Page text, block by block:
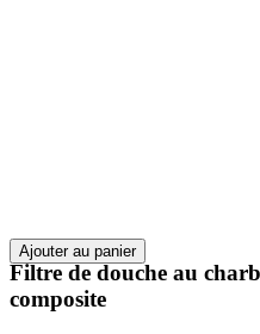
Ajouter au panier
Filtre de douche au
composite